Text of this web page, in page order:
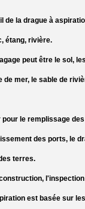
de la drague à
étang, rivière.
peut être le sol,
de mer, le sable de
pour le remplissage
des ports, le
terres.
est basée sur